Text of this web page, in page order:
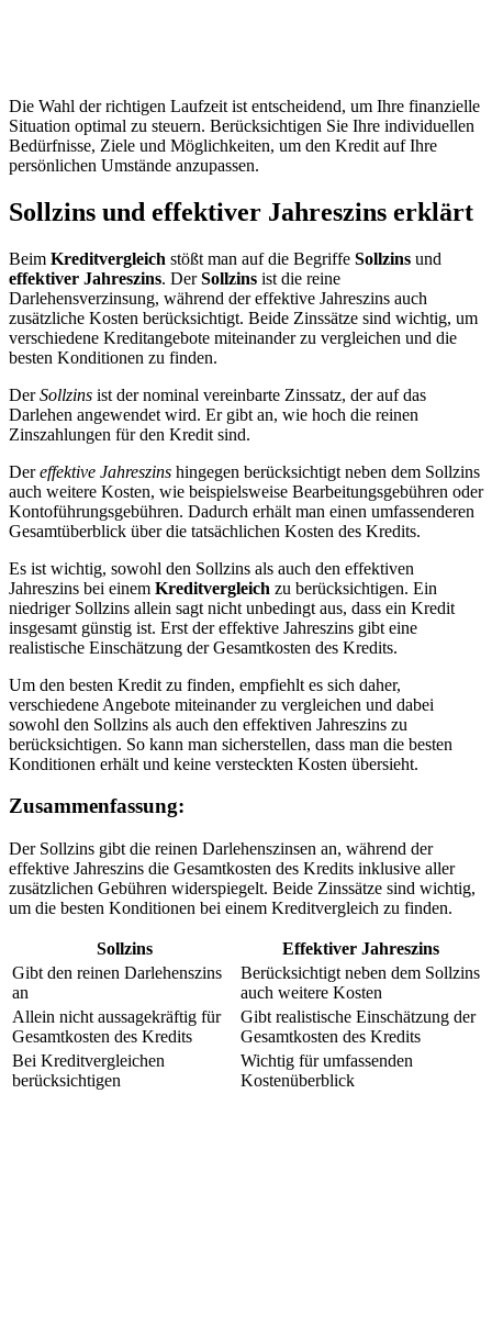
Die Wahl der richtigen Laufzeit ist entscheidend, um Ihre finanzielle
Situation optimal zu steuern. Berücksichtigen Sie Ihre individuellen
Bedürfnisse, Ziele und Möglichkeiten, um den Kredit auf Ihre
persönlichen Umstände anzupassen.
Sollzins und effektiver Jahreszins erklärt
Beim Kreditvergleich stößt man auf die Begriffe Sollzins und
effektiver Jahreszins. DerSollzins ist die reine
Darlehensverzinsung, während der effektive Jahreszins auch
zusätzliche Kosten berücksichtigt. Beide Zinssätze sind wichtig, um
verschiedene Kreditangebote miteinander zu vergleichen und die
besten Konditionen zu finden.
DerSollzins ist der nominal vereinbarte Zinssatz, der auf das
Darlehen angewendet wird. Er gibt an, wie hoch die reinen
Zinszahlungen für den Kredit sind.
Dereffektive Jahreszins hingegen berücksichtigt neben dem Sollzins
auch weitere Kosten, wie beispielsweise Bearbeitungsgebühren oder
Kontoführungsgebühren. Dadurch erhält man einen umfassenderen
Gesamtüberblick über die tatsächlichen Kosten des Kredits.
Es ist wichtig, sowohl den Sollzins als auch den effektiven
Jahreszins bei einem Kreditvergleich zu berücksichtigen. Ein
niedriger Sollzins allein sagt nicht unbedingt aus, dass ein Kredit
insgesamt günstig ist. Erst der effektive Jahreszins gibt eine
realistische Einschätzung der Gesamtkosten des Kredits.
Um den besten Kredit zu finden, empfiehlt es sich daher,
verschiedene Angebote miteinander zu vergleichen und dabei
sowohl den Sollzins als auch den effektiven Jahreszins zu
berücksichtigen. So kann man sicherstellen, dass man die besten
Konditionen erhält und keine versteckten Kosten übersieht.
Zusammenfassung:
Der Sollzins gibt die reinen Darlehenszinsen an, während der
effektive Jahreszins die Gesamtkosten des Kredits inklusive aller
zusätzlichen Gebühren widerspiegelt. Beide Zinssätze sind wichtig,
um die besten Konditionen bei einem Kreditvergleich zu finden.
Sollzins
Effektiver Jahreszins
Gibt den reinen Darlehenszins
an
Berücksichtigt neben dem Sollzins
auch weitere Kosten
Allein nicht aussagekräftig für
Gesamtkosten des Kredits
Gibt realistische Einschätzung der
Gesamtkosten des Kredits
Bei Kreditvergleichen
berücksichtigen
Wichtig für umfassenden
Kostenüberblick